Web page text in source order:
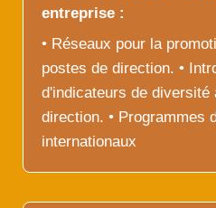
entreprise :
• Réseaux pour la
postes de direction. •
d'indicateurs de diversité
direction. • Programmes
internationaux